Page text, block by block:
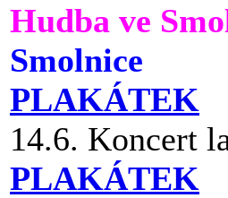
Hudba ve
Smolnice
PLAKÁTEK
14.6. Koncert
PLAKÁTEK